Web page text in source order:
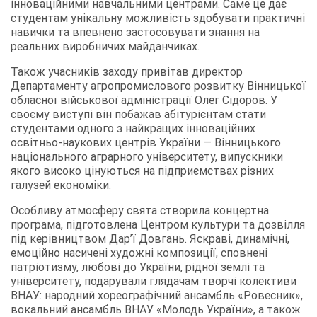
інноваційними навчальними центрами. Саме це дає
студентам унікальну можливість здобувати практичні
навички та впевнено застосовувати знання на
реальних виробничих майданчиках.
Також учасників заходу привітав директор
Департаменту агропромислового розвитку Вінницької
обласної військової адміністрації Олег Сідоров. У
своєму виступі він побажав абітурієнтам стати
студентами одного з найкращих інноваційних
освітньо-наукових центрів України — Вінницького
національного аграрного університету, випускники
якого високо цінуються на підприємствах різних
галузей економіки.
Особливу атмосферу свята створила концертна
програма, підготовлена Центром культури та дозвілля
під керівництвом Дар’ї Довгань. Яскраві, динамічні,
емоційно насичені художні композиції, сповнені
патріотизму, любові до України, рідної землі та
університету, подарували глядачам творчі колективи
ВНАУ: народний хореографічний ансамбль «Ровесник»,
вокальний ансамбль ВНАУ «Молодь України», а також